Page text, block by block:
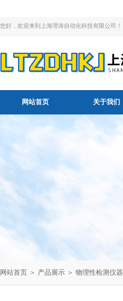
您好，欢迎来到上海理涛自动化科技有限公司！
网站首页 关于我们
网站首页 ＞ 产品展示 ＞ 物理性检测仪器